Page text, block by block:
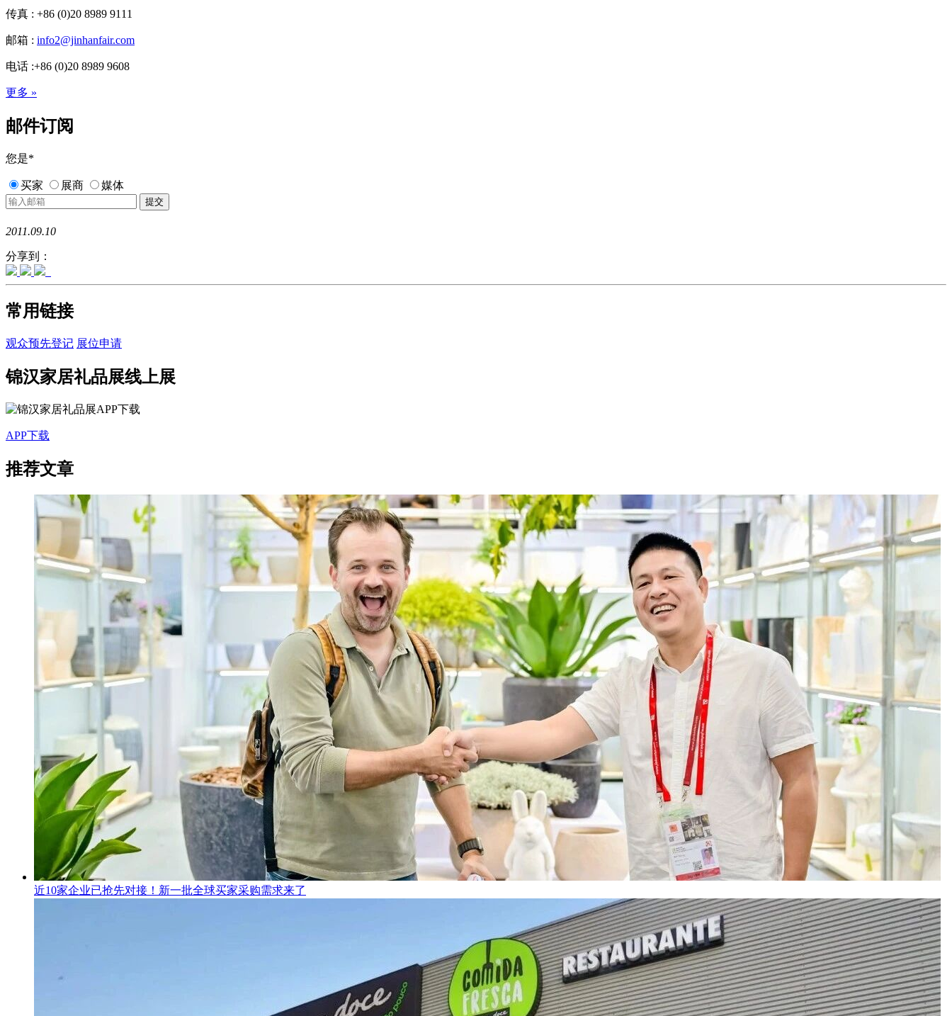
传真 : +86 (0)20 8989 9111
邮箱 : info2@jinhanfair.com
电话 :+86 (0)20 8989 9608
更多 »
邮件订阅
您是*
买家 展商 媒体
2011.09.10
分享到：
常用链接
观众预先登记 展位申请
锦汉家居礼品展线上展
APP下载
推荐文章
近10家企业已抢先对接！新一批全球买家采购需求来了